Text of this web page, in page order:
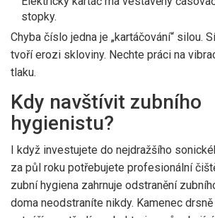
stopky.
Chyba číslo jedna je „kartáčování“ silou.
tvoří erozi skloviny. Nechte práci na
tlaku.
Kdy navštívit zubního
hygienistu?
I když investujete do nejdražšího
za půl roku potřebujete profesionální
zubní hygiena zahrnuje odstranění
doma neodstraníte nikdy. Kamenec